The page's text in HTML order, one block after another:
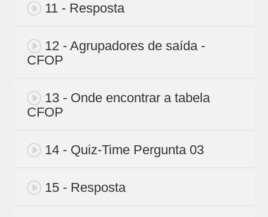
11 - Resposta
12 - Agrupadores de saída -
CFOP
13 - Onde encontrar a tabela
CFOP
14 - Quiz-Time Pergunta 03
15 - Resposta